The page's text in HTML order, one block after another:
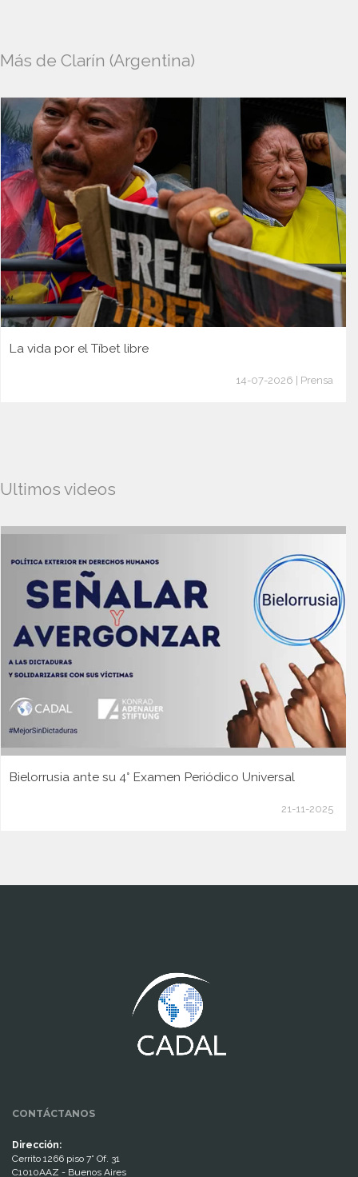
Más de Clarín (Argentina)
La vida por el Tíbet libre
14-07-2026 | Prensa
Ultimos videos
Bielorrusia ante su 4° Examen Periódico Universal
21-11-2025
CONTÁCTANOS
Dirección:
Cerrito 1266 piso 7° Of. 31
C1010AAZ - Buenos Aires